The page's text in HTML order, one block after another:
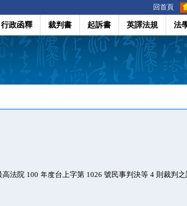
回首頁
行政函釋 裁判書 起訴書 英譯法規 法
法院 100 年度台上字第 1026 號民事判決等 4 則裁判之